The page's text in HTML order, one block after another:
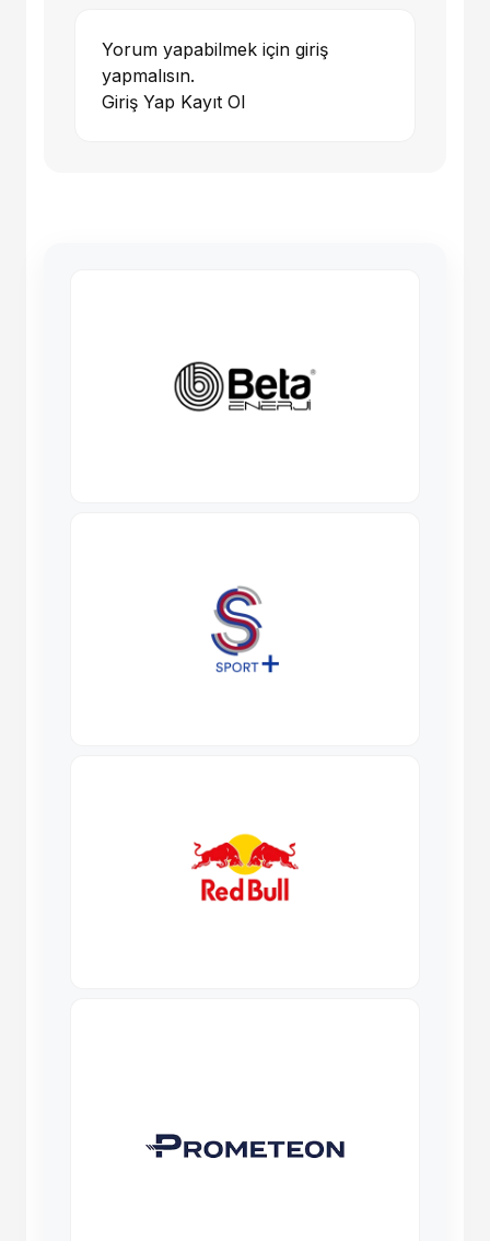
Yorum yapabilmek için giriş
yapmalısın.
Giriş Yap Kayıt Ol